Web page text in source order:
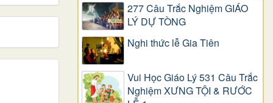
277 Câu Trắc Nghiệm GIÁO
LÝ DỰ TÒNG
Nghi thức lễ Gia Tiên
Vui Học Giáo Lý 531 Câu Trắc
Nghiệm XƯNG TỘI & RƯỚC